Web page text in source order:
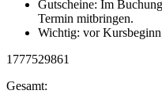
Gutscheine: Im
Termin mitbringen.
Wichtig: vor
1777529861
Gesamt: